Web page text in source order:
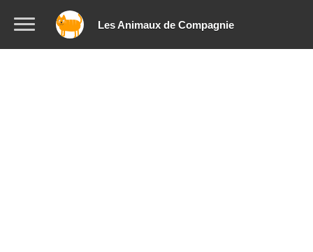
Les Animaux de Compagnie